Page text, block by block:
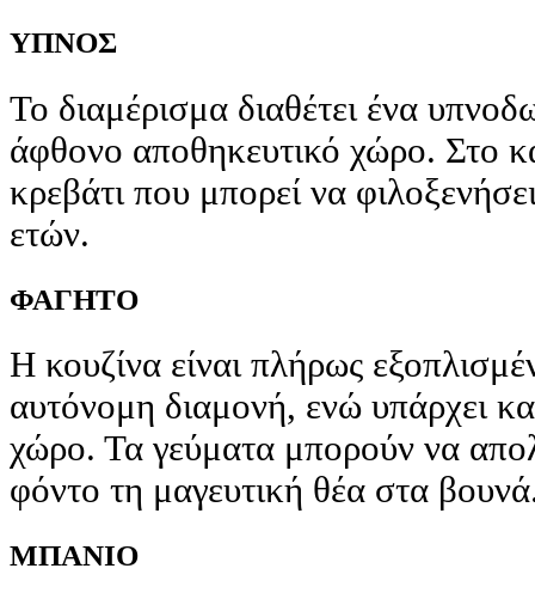
ΥΠΝΟΣ
Το διαμέρισμα διαθέτει ένα
άφθονο αποθηκευτικό χώρο. Στο
κρεβάτι που μπορεί να
ετών.
ΦΑΓΗΤΟ
Η κουζίνα είναι πλήρως
αυτόνομη διαμονή, ενώ υπάρχει
χώρο. Τα γεύματα μπορούν να
φόντο τη μαγευτική θέα στα
ΜΠΑΝΙΟ